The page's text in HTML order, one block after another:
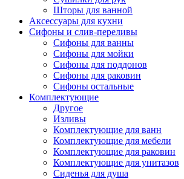
Шторы для ванной
Аксессуары для кухни
Сифоны и слив-переливы
Сифоны для ванны
Сифоны для мойки
Сифоны для поддонов
Сифоны для раковин
Сифоны остальные
Комплектующие
Другое
Изливы
Комплектующие для ванн
Комплектующие для мебели
Комплектующие для раковин
Комплектующие для унитазов
Сиденья для душа